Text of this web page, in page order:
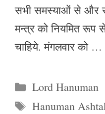
सभी समस्याओं से और
मन्त्र को नियमित रूप
चाहिये. मंगलवार को …
Categories
Lord Hanuman
Tags
Hanuman